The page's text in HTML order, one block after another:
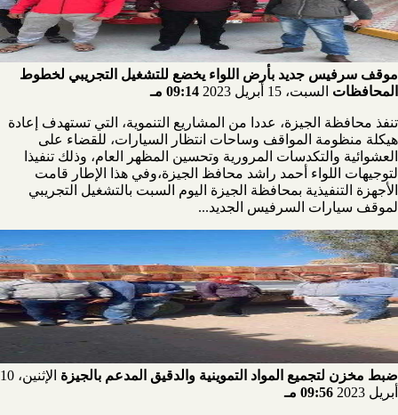
موقف سرفيس جديد بأرض اللواء يخضع للتشغيل التجريبي لخطوط
المحافظات السبت، 15 أبريل 2023 09:14 مـ
تنفذ محافظة الجيزة، عددا من المشاريع التنموية، التي تستهدف إعادة
هيكلة منظومة المواقف وساحات انتظار السيارات، للقضاء على
العشوائية والتكدسات المرورية وتحسين المظهر العام، وذلك تنفيذا
لتوجيهات اللواء أحمد راشد محافظ الجيزة،وفي هذا الإطار قامت
الأجهزة التنفيذية بمحافظة الجيزة اليوم السبت بالتشغيل التجريبي
لموقف سيارات السرفيس الجديد...
ضبط مخزن لتجميع المواد التموينية والدقيق المدعم بالجيزة
الإثنين، 10
أبريل 2023
09:56 مـ